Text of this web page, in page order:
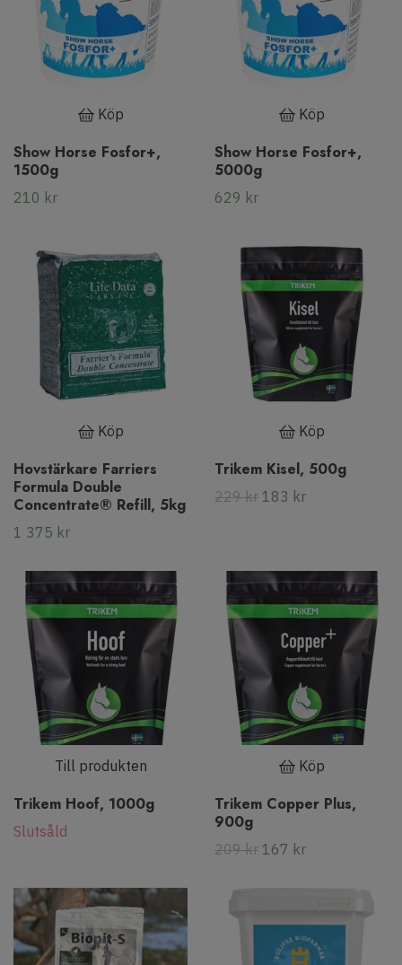
Köp
Show Horse Fosfor+,
1500g
210 kr
Köp
Show Horse Fosfor+,
5000g
629 kr
Köp
Hovstärkare Farriers
Formula Double
Concentrate® Refill, 5kg
1 375 kr
Köp
Trikem Kisel, 500g
229 kr 183 kr
Till produkten
Trikem Hoof, 1000g
Slutsåld
Köp
Trikem Copper Plus,
900g
209 kr 167 kr